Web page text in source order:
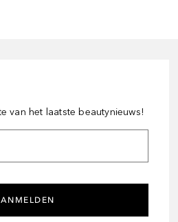
van het laatste beautynieuws!